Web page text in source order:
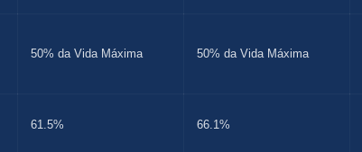
50% da Vida Máxima 50% da Vida Máxima
61.5% 66.1%